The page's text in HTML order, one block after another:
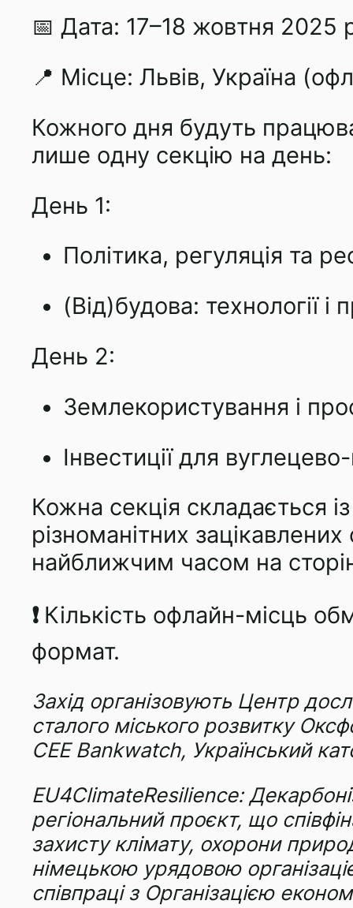
📅 Дата: 17–18 жовтня 2025
📍 Місце: Львів, Україна
Кожного дня будуть
лише одну секцію на день:
День 1:
Політика, регуляція та
(Від)будова: технології
День 2:
Землекористування і
Інвестиції для
Кожна секція складається
різноманітних
найближчим часом на
❗ Кількість офлайн-місць
формат.
Захід організовують Центр
сталого міського розвитку
CEE Bankwatch, Український
EU4ClimateResilience:
регіональний проєкт, що
захисту клімату, охорони
німецькою урядовою
співпраці з Організацією